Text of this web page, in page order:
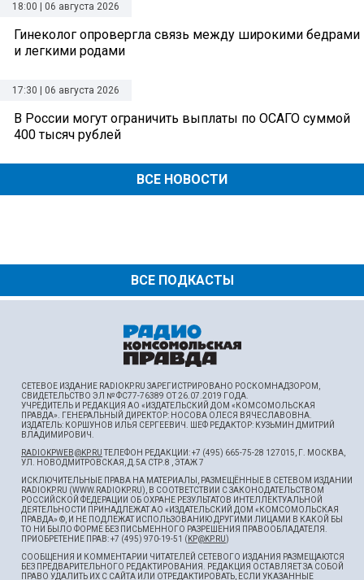
ВСЕ ПОДКАСТЫ
18:00 | 06 августа 2026
Гинеколог опровергла связь между широкими бедрами
и легкими родами
17:30 | 06 августа 2026
В России могут ограничить выплаты по ОСАГО суммой
400 тысяч рублей
ВСЕ НОВОСТИ
СЕТЕВОЕ ИЗДАНИЕ RADIOKP.RU ЗАРЕГИСТРИРОВАНО РОСКОМНАДЗОРОМ,
СВИДЕТЕЛЬСТВО ЭЛ № ФС77-76389 ОТ 26.07.2019 ГОДА.
УЧРЕДИТЕЛЬ И РЕДАКЦИЯ АО «ИЗДАТЕЛЬСКИЙ ДОМ «КОМСОМОЛЬСКАЯ
ПРАВДА». ГЕНЕРАЛЬНЫЙ ДИРЕКТОР: НОСОВА ОЛЕСЯ ВЯЧЕСЛАВОВНА.
ИЗДАТЕЛЬ: КОРШУНОВ ИЛЬЯ СЕРГЕЕВИЧ. ШEФ РЕДАКТОР: КУЗЬМИН ДМИТРИЙ
ВЛАДИМИРОВИЧ.
RADIOKPWEB@KP.RUТЕЛЕФОН РЕДАКЦИИ: +7 (495) 665-75-28 127015, Г. МОСКВА,
УЛ. НОВОДМИТРОВСКАЯ, Д.5А СТР.8 , ЭТАЖ 7
ИСКЛЮЧИТЕЛЬНЫЕ ПРАВА НА МАТЕРИАЛЫ, РАЗМЕЩЁННЫЕ В СЕТЕВОМ ИЗДАНИИ
RADIOKP.RU (WWW.RADIOKP.RU), В СООТВЕТСТВИИ С ЗАКОНОДАТЕЛЬСТВОМ
РОССИЙСКОЙ ФЕДЕРАЦИИ ОБ ОХРАНЕ РЕЗУЛЬТАТОВ ИНТЕЛЛЕКТУАЛЬНОЙ
ДЕЯТЕЛЬНОСТИ ПРИНАДЛЕЖАТ АО «ИЗДАТЕЛЬСКИЙ ДОМ «КОМСОМОЛЬСКАЯ
ПРАВДА» ©, И НЕ ПОДЛЕЖАТ ИСПОЛЬЗОВАНИЮ ДРУГИМИ ЛИЦАМИ В КАКОЙ БЫ
ТО НИ БЫЛО ФОРМЕ БЕЗ ПИСЬМЕННОГО РАЗРЕШЕНИЯ ПРАВООБЛАДАТЕЛЯ.
ПРИОБРЕТЕНИЕ ПРАВ: +7 (495) 970-19-51 ( KP@KP.RU)
СООБЩЕНИЯ И КОММЕНТАРИИ ЧИТАТЕЛЕЙ СЕТЕВОГО ИЗДАНИЯ РАЗМЕЩАЮТСЯ
БЕЗ ПРЕДВАРИТЕЛЬНОГО РЕДАКТИРОВАНИЯ. РЕДАКЦИЯ ОСТАВЛЯЕТ ЗА СОБОЙ
ПРАВО УДАЛИТЬ ИХ С САЙТА ИЛИ ОТРЕДАКТИРОВАТЬ, ЕСЛИ УКАЗАННЫЕ